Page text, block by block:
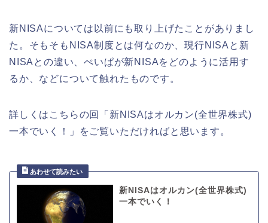
新NISAについては以前にも取り上げたことがありまし
た。そもそもNISA制度とは何なのか、現行NISAと新
NISAとの違い、ぺいぱが新NISAをどのように活用す
るか、などについて触れたものです。
詳しくはこちらの回「新NISAはオルカン(全世界株式)
一本でいく！」をご覧いただければと思います。
新NISAはオルカン(全世界株式)
一本でいく！